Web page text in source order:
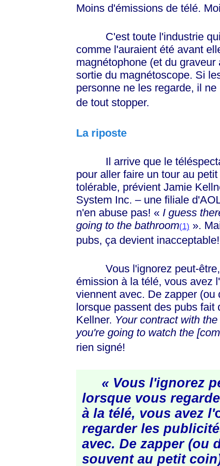
Moins d'émissions de télé.
C'est toute l'industrie qui
comme l'auraient été avant
magnétophone (et du
sortie du magnétoscope. Si
personne ne les regarde, il
de tout stopper.
La riposte
Il arrive que le
pour aller faire un tour au
tolérable, prévient Jamie
System Inc. – une filiale
n'en abuse pas! «Iguess
going to the bathroom(1) ».
pubs, ça devient
Vous l'ignorez peut-être,
émission à la télé, vous avez l'
viennent avec. De zapper
lorsque passent des pubs
Kellner. Your contract with
you're going to watch the
rien signé!
« Vous l'ignorez
lorsque vous
à la télé, vous avez l'
regarder les
avec. De zapper (ou
souvent au petit